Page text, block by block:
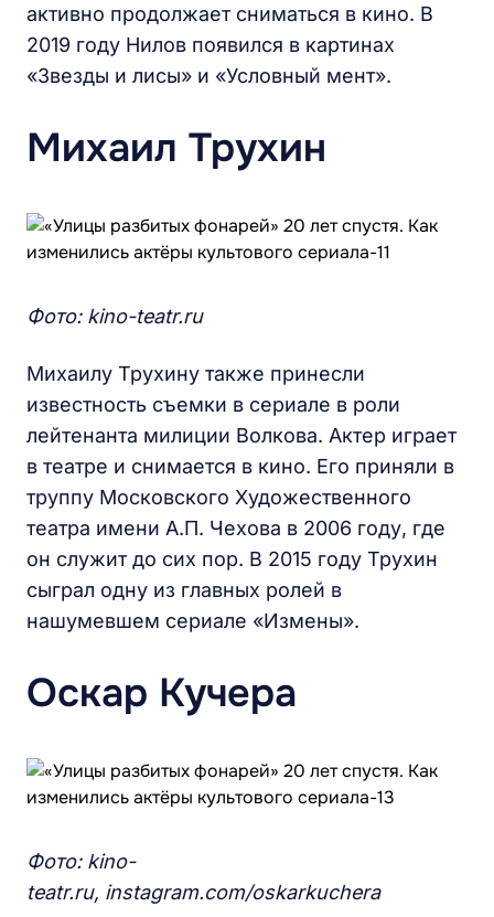
активно продолжает сниматься в кино. В
2019 году Нилов появился в картинах
«Звезды и лисы» и «Условный мент».
Михаил Трухин
Фото: kino-teatr.ru
Михаилу Трухину также принесли
известность съемки в сериале в роли
лейтенанта милиции Волкова. Актер играет
в театре и снимается в кино. Его приняли в
труппу Московского Художественного
театра имени А.П. Чехова в 2006 году, где
он служит до сих пор. В 2015 году Трухин
сыграл одну из главных ролей в
нашумевшем сериале «Измены».
Оскар Кучера
Фото: kino-
teatr.ru, instagram.com/oskarkuchera